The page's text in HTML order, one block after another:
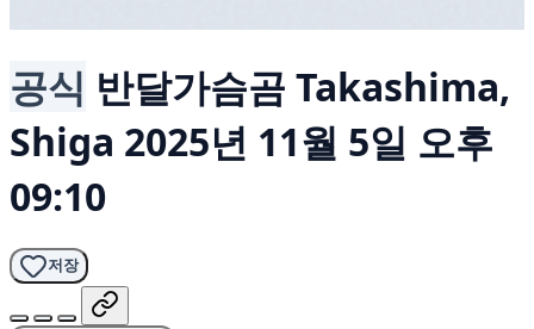
공식 반달가슴곰 Takashima,
Shiga 2025년 11월 5일 오후
09:10
저장